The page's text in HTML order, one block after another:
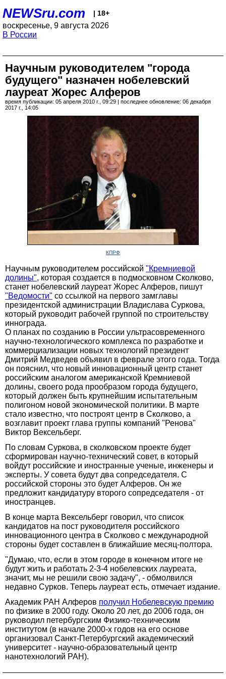
NEWSru.com | 18+
воскресенье, 9 августа 2026
В России
Научным руководителем "города
будущего" назначен нобелевский
лауреат Жорес Алферов
время публикации: 05 апреля 2010 г., 09:29 | последнее обновление: 06 декабря
2017 г., 14:05
КПРФ
Научным руководителем российской "Кремниевой
долины", которая создается в подмосковном Сколково,
станет нобелевский лауреат Жорес Алферов, пишут
"Ведомости" со ссылкой на первого замглавы
президентской администрации Владислава Суркова,
который руководит рабочей группой по строительству
иннограда.
О планах по созданию в России ультрасовременного
научно-технологического комплекса по разработке и
коммерциализации новых технологий президент
Дмитрий Медведев объявил в феврале этого года. Тогда
он пояснил, что новый инновационный центр станет
российским аналогом американской Кремниевой
долины, своего рода прообразом города будущего,
который должен быть крупнейшим испытательным
полигоном новой экономической политики. В марте
стало известно, что построят центр в Сколково, а
возглавит проект глава группы компаний "Ренова"
Виктор Вексельберг.
По словам Суркова, в сколковском проекте будет
сформирован научно-технический совет, в который
войдут российские и иностранные ученые, инженеры и
эксперты. У совета будут два сопредседателя. С
российской стороны это будет Алферов. Он же
предложит кандидатуру второго сопредседателя - от
иностранцев.
В конце марта Вексельберг говорил, что список
кандидатов на пост руководителя российского
инновационного центра в Сколково с международной
стороны будет составлен в ближайшие месяц-полтора.
"Думаю, что, если в этом городе в конечном итоге не
будут жить и работать 2-3-4 нобелевских лауреата,
значит, мы не решили свою задачу", - обмолвился
недавно Сурков. Теперь лауреат есть, отмечает издание.
Академик РАН Алферов получил Нобелевскую премию
по физике в 2000 году. Около 20 лет, до 2006 года, он
руководил петербургским Физико-техническим
институтом (в начале 2000-х годов на его основе
организовал Санкт-Петербургский академический
университет - научно-образовательный центр
нанотехнологий РАН).